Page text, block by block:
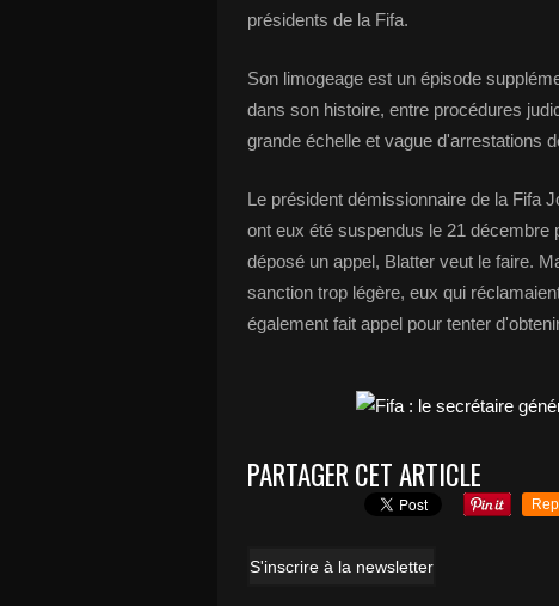
présidents de la Fifa.
Son limogeage est un épisode
dans son histoire, entre procédures
grande échelle et vague d'arrestations
Le président démissionnaire de la Fifa
ont eux été suspendus le 21 décembre
déposé un appel, Blatter veut le faire.
sanction trop légère, eux qui
également fait appel pour tenter
PARTAGER CET ARTICLE
S'inscrire à la newsletter